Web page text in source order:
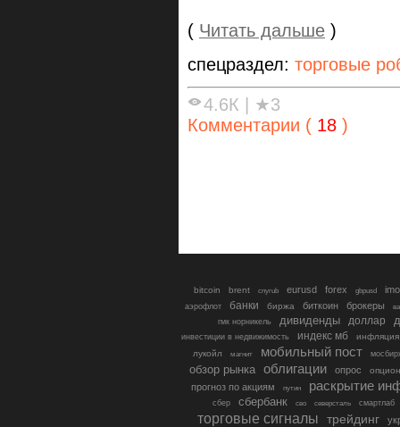
( Читать дальше )
спецраздел: торговые
4.6К
★3
Комментарии ( 18 )
bitcoin brent cnyrub eurusd forex gbpusd
аэрофлот банки биржа биткоин брокеры
гмк норникель
дивиденды доллар
инвестиции в недвижимость индекс мб
инфляция
лукойл
магнит мобильный пост
обзор рынка облигации опрос
прогноз по акциям путин раскрытие
сбер сбербанк сво северсталь смартлаб
торговые сигналы трейдинг